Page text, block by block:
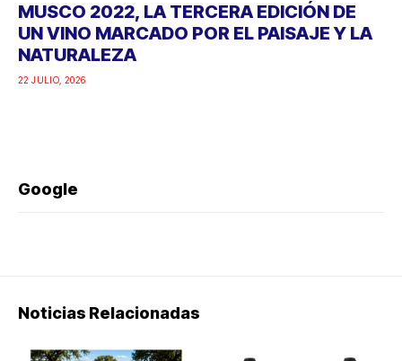
MUSCO 2022, LA TERCERA EDICIÓN DE
UN VINO MARCADO POR EL PAISAJE Y LA
NATURALEZA
22 JULIO, 2026
Google
Noticias Relacionadas